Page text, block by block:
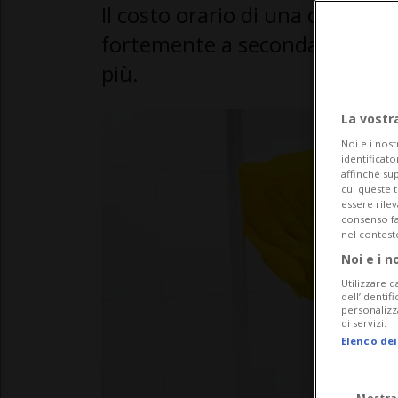
La
Noi e i
affinché
cui queste
essere
consenso
nel
Noi e i
Utilizzare
di servizi.
Elenco